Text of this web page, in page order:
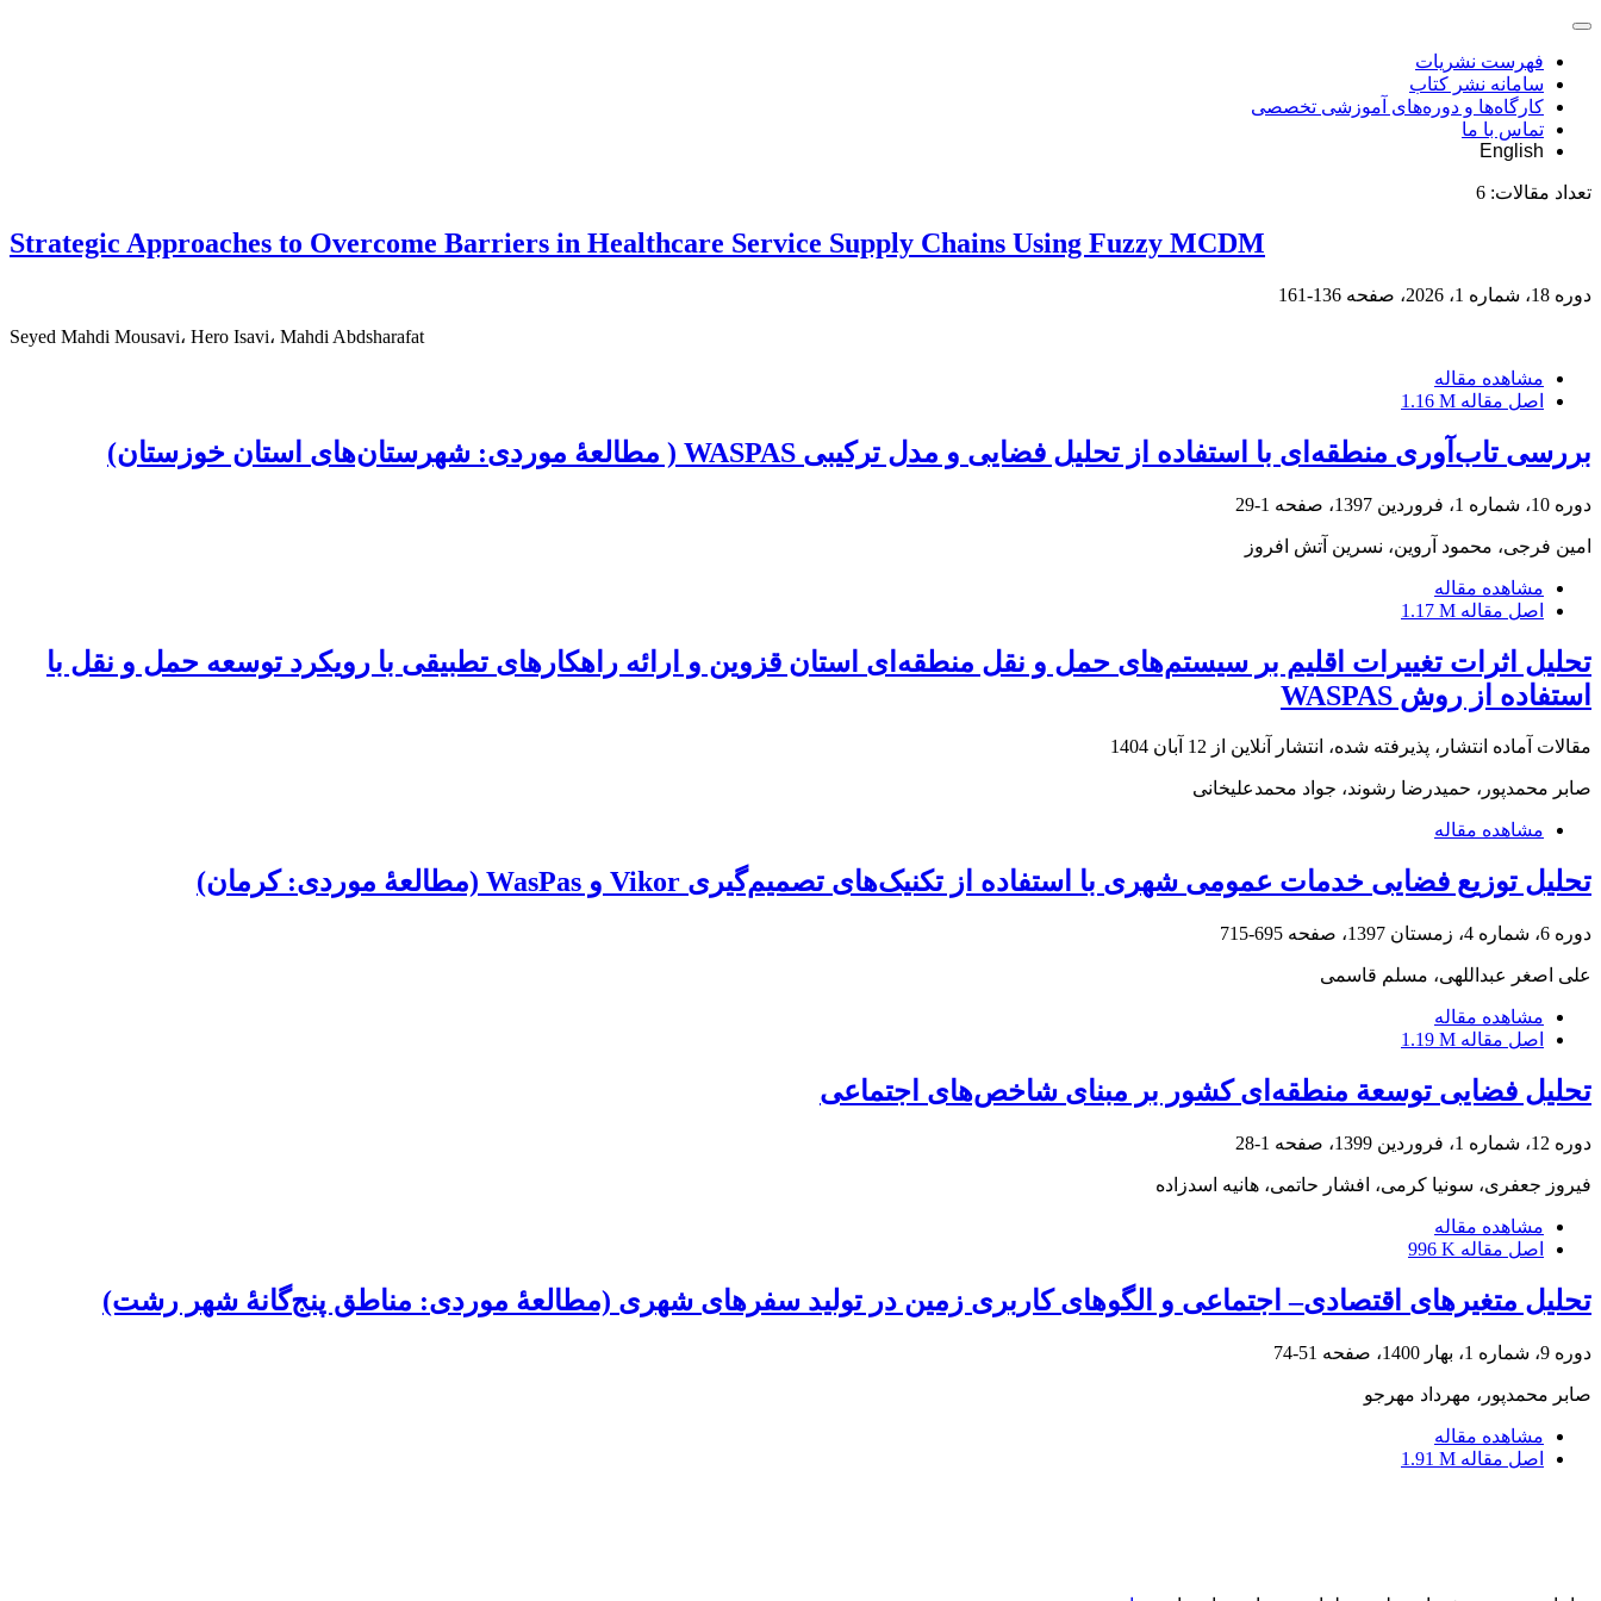
فهرست نشریات
سامانه نشر کتاب
کارگاه‌ها و دوره‌های آموزشی تخصصی
تماس با ما
English
تعداد مقالات: 6
Strategic Approaches to Overcome Barriers in Healthcare Service Supply Chains Using Fuzzy MCDM
دوره 18، شماره 1، 2026، صفحه 136-161
Seyed Mahdi Mousavi، Hero Isavi، Mahdi Abdsharafat
مشاهده مقاله
اصل مقاله 1.16 M
بررسی تاب‌آوری منطقه‌ای با استفاده از تحلیل فضایی و مدل ترکیبی WASPAS ( مطالعۀ موردی: شهرستان‌های استان خوزستان)
دوره 10، شماره 1، فروردین 1397، صفحه 1-29
امین فرجی، محمود آروین، نسرین آتش افروز
مشاهده مقاله
اصل مقاله 1.17 M
تحلیل اثرات تغییرات اقلیم بر سیستم‌های حمل و نقل منطقه‌ای استان قزوین و ارائه راهکارهای تطبیقی با رویکرد توسعه حمل و نقل با
استفاده از روش WASPAS
مقالات آماده انتشار، پذیرفته شده، انتشار آنلاین از 12 آبان 1404
صابر محمدپور، حمیدرضا رشوند، جواد محمدعلیخانی
مشاهده مقاله
تحلیل توزیع فضایی خدمات عمومی شهری با استفاده از تکنیک‌های تصمیم‌گیری Vikor و WasPas (مطالعۀ موردی: کرمان)
دوره 6، شماره 4، زمستان 1397، صفحه 695-715
علی اصغر عبداللهی، مسلم قاسمی
مشاهده مقاله
اصل مقاله 1.19 M
تحلیل فضایی توسعة منطقه‌ای کشور بر مبنای شاخص‌های اجتماعی
دوره 12، شماره 1، فروردین 1399، صفحه 1-28
فیروز جعفری، سونیا کرمی، افشار حاتمی، هانیه اسدزاده
مشاهده مقاله
اصل مقاله 996 K
تحلیل متغیرهای اقتصادی– اجتماعی و الگوهای کاربری زمین در تولید سفرهای شهری (مطالعۀ موردی: مناطق پنج‌گانۀ شهر رشت)
دوره 9، شماره 1، بهار 1400، صفحه 51-74
صابر محمدپور، مهرداد مهرجو
مشاهده مقاله
اصل مقاله 1.91 M